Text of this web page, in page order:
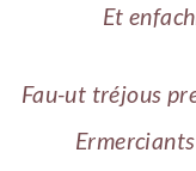
Et
Fau-ut tréjous